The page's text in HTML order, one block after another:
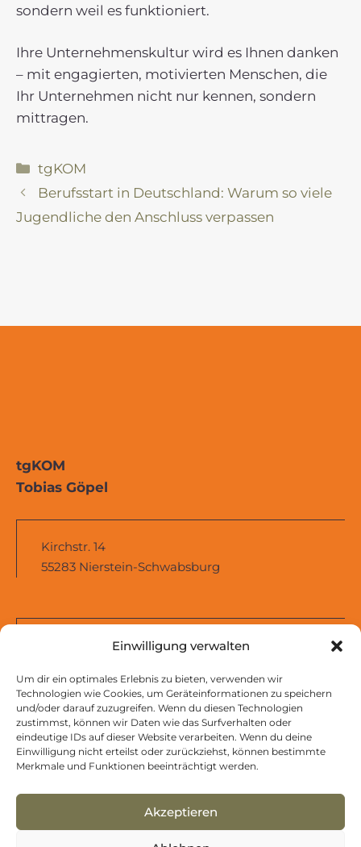
Einwilligung verwalten
Um dir ein optimales Erlebnis zu bieten, verwenden wir
Technologien wie Cookies, um Geräteinformationen zu speichern
und/oder darauf zuzugreifen. Wenn du diesen Technologien
zustimmst, können wir Daten wie das Surfverhalten oder
eindeutige IDs auf dieser Website verarbeiten. Wenn du deine
Einwilligung nicht erteilst oder zurückziehst, können bestimmte
Merkmale und Funktionen beeinträchtigt werden.
Akzeptieren
sondern weil es funktioniert.
Ihre Unternehmenskultur wird es Ihnen danken
– mit engagierten, motivierten Menschen, die
Ihr Unternehmen nicht nur kennen, sondern
mittragen.
Kategorien
tgKOM
Berufsstart in Deutschland: Warum so viele
Jugendliche den Anschluss verpassen
tgKOM
Tobias Göpel
Kirchstr. 14
55283 Nierstein-Schwabsburg
+49 170 5554222
Impressum
Datenschutzhinweise